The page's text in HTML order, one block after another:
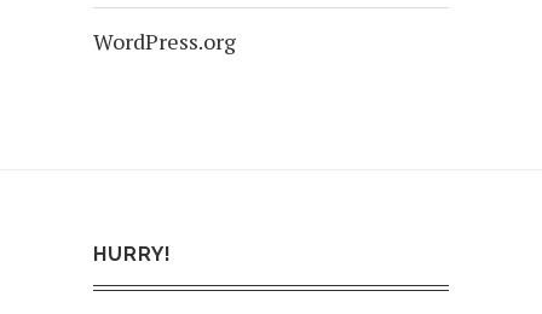
WordPress.org
HURRY!